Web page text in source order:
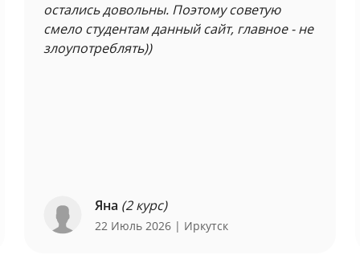
остались довольны. Поэтому советую
смело студентам данный сайт, главное - не
злоупотреблять))
Яна (2 курс)
22 Июль 2026 | Иркутск